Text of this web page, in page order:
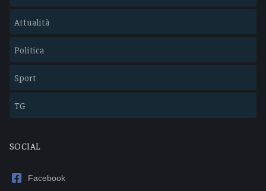
Attualità
Politica
Sport
TG
SOCIAL
Facebook